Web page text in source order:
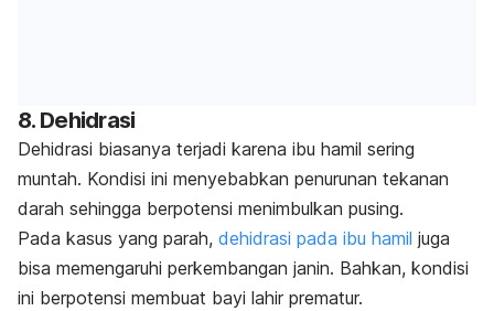
8. Dehidrasi
Dehidrasi biasanya terjadi karena ibu hamil sering
muntah. Kondisi ini menyebabkan penurunan tekanan
darah sehingga berpotensi menimbulkan pusing.
Pada kasus yang parah, dehidrasi pada ibu hamil juga
bisa memengaruhi perkembangan janin. Bahkan, kondisi
ini berpotensi membuat bayi lahir prematur.